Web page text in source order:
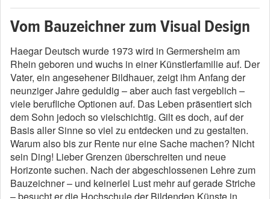
Vom Bauzeichner zum Visual Design
Haegar Deutsch wurde 1973 wird in Germersheim am
Rhein geboren und wuchs in einer Künstlerfamilie auf. Der
Vater, ein angesehener Bildhauer, zeigt ihm Anfang der
neunziger Jahre geduldig – aber auch fast vergeblich –
viele berufliche Optionen auf. Das Leben präsentiert sich
dem Sohn jedoch so vielschichtig. Gilt es doch, auf der
Basis aller Sinne so viel zu entdecken und zu gestalten.
Warum also bis zur Rente nur eine Sache machen? Nicht
sein Ding! Lieber Grenzen überschreiten und neue
Horizonte suchen. Nach der abgeschlossenen Lehre zum
Bauzeichner – und keinerlei Lust mehr auf gerade Striche